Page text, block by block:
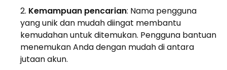
Kemampuan pencarian: Nama pengguna
yang unik dan mudah diingat membantu
kemudahan untuk ditemukan. Pengguna bantuan
menemukan Anda dengan mudah di antara
jutaan akun.